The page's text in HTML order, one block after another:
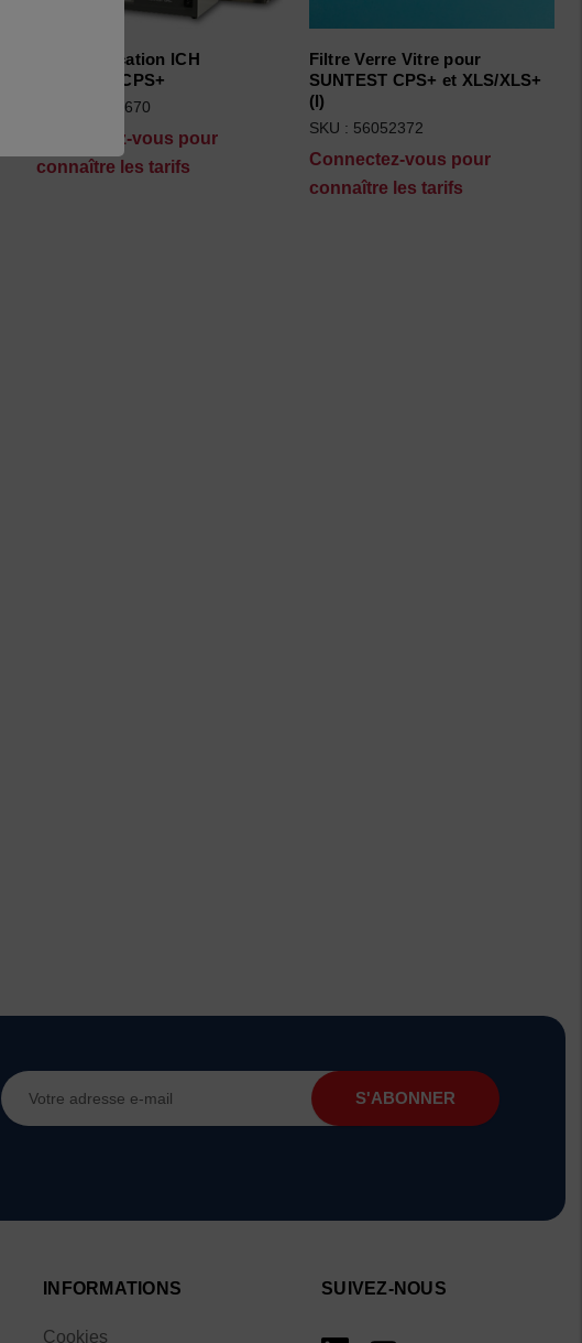
Kit dApplication ICH
SUNTEST CPS+
SKU : 56079670
Connectez-vous pour
connaître les tarifs
Filtre Verre Vitre pour
SUNTEST CPS+ et XLS/XLS+
(I)
SKU : 56052372
Connectez-vous pour
connaître les tarifs
Adresse
e-
INFORMATIONS
Cookies
SUIVEZ-NOUS